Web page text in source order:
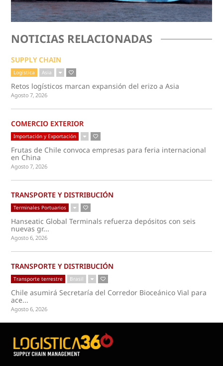
NOTICIAS RELACIONADAS
SUPPLY CHAIN
Logística Asia
Retos logísticos marcan expansión del erizo a Asia
Agosto 7, 2026
COMERCIO EXTERIOR
Importación y Exportación
Frutas de Chile convoca empresas para feria internacional
en China
Agosto 7, 2026
TRANSPORTE Y DISTRIBUCIÓN
Terminales Portuarios
Hanseatic Global Terminals refuerza depósitos con seis
nuevas gr...
Agosto 6, 2026
TRANSPORTE Y DISTRIBUCIÓN
Transporte terrestre Brasil
Chile asumirá Secretaría del Corredor Bioceánico Vial para
ace...
Agosto 6, 2026